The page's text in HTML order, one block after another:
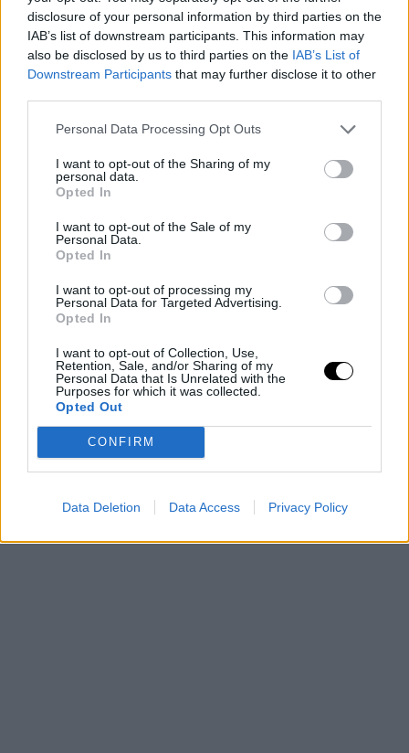
disclosure of your personal information by third parties on the
IAB’s list of downstream participants. This information may
also be disclosed by us to third parties on the IAB’s List of
Downstream Participants that may further disclose it to other
Personal Data Processing Opt Outs
I want to opt-out of the Sharing of my
personal data.
Opted In
I want to opt-out of the Sale of my
Personal Data.
Opted In
I want to opt-out of processing my
Personal Data for Targeted Advertising.
Opted In
I want to opt-out of Collection, Use,
Retention, Sale, and/or Sharing of my
Personal Data that Is Unrelated with the
Purposes for which it was collected.
Opted Out
CONFIRM
Data Deletion Data Access Privacy Policy
επιθυμητές μπούκλες.
Την μέγιστη προστασία για τα μαλλιά σας εξασφαλίζει το “Silk
Effect” Gloss Ceramic Coating, η επίστρωση του κυλίνδρου που
εγγυάται την ομοιόμορφη κατανομή της θερμότητας και
προστατεύει τις τούφες για απαλά και λαμπερά μαλλιά.
Ένα ακόμα χαρακτηριστικό που εξασφαλίζει τέλειο styling και
ηλεκτρονικής ρύθμισης της θερμοκρασίας που σας επιτρέπει
να επιλέξετε μεταξύ 190 °C - 220 °C.
Τέλος, με το σύστημα «διπλής κατεύθυνσης» Bidirectional, η
τούφα μπορεί να «λυθεί» σε δύο κατευθύνσεις επιτυγχάνοντας
κυματιστά μαλλιά που επιθυμείτε. Επιπλέον, το φορμάρισμα
γίνεται πιο γρήγορο με το καινοτόμο Quick Heating System,
δευτερόλεπτα.